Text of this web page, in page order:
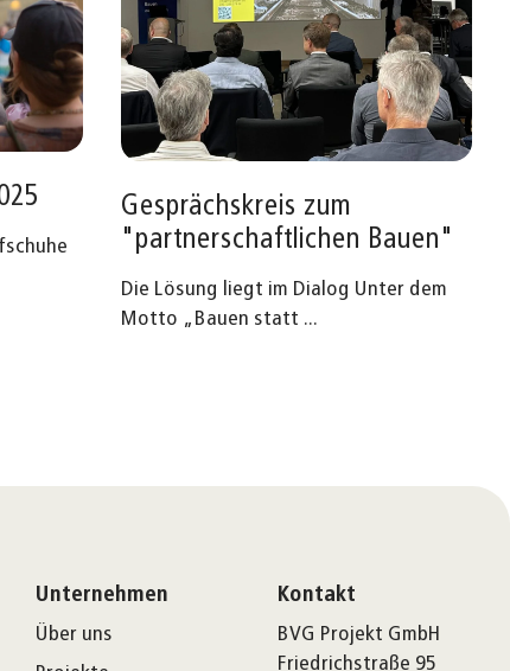
Gesprächskreis zum
"partnerschaftlichen Bauen"
Die Lösung liegt im Dialog Unter dem
Motto „Bauen statt ...
Unternehmen
Über uns
Kontakt
BVG Projekt GmbH
Friedrichstraße 95